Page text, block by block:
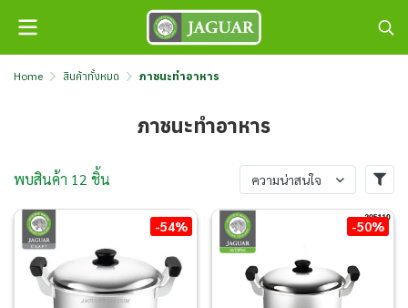
Home สินค้าทั้งหมด ภาชนะทำอาหาร
ภาชนะทำอาหาร
พบสินค้า 12 ชิ้น ความน่าสนใจ
-54% -50%